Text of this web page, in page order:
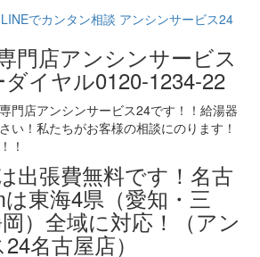
門店アンシンサービス24です！！給湯器
い！私たちがお客様の相談にのります！
！